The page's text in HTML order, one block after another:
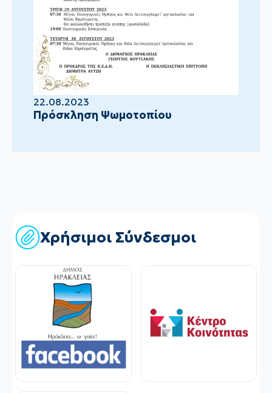
22.08.2023
Πρόσκληση Ψωμοτοπίου
Χρήσιμοι Σύνδεσμοι